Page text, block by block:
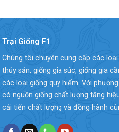
Trại Giống F1
Chúng tôi chuyên cung cấp các
thủy sản, giống gia súc, giống gia
các loại giống quý hiếm. Với
có nguồn giống chất lượng tăng
cải tiến chất lượng và đồng hành